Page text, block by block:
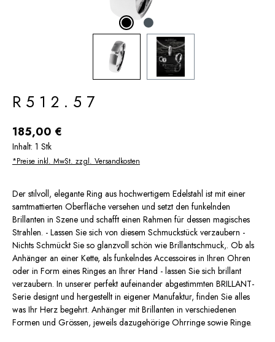
R512.57
Regulärer Preis:
185,00 €
Inhalt: 1 Stk
*Preise inkl. MwSt. zzgl. Versandkosten
Der stilvoll, elegante Ring aus hochwertigem Edelstahl ist mit einer
samtmattierten Oberfläche versehen und setzt den funkelnden
Brillanten in Szene und schafft einen Rahmen für dessen magisches
Strahlen. - Lassen Sie sich von diesem Schmuckstück verzaubern -
Nichts Schmückt Sie so glanzvoll schön wie Brillantschmuck,. Ob als
Anhänger an einer Kette, als funkelndes Accessoires in Ihren Ohren
oder in Form eines Ringes an Ihrer Hand - lassen Sie sich brillant
verzaubern. In unserer perfekt aufeinander abgestimmten BRILLANT-
Serie designt und hergestellt in eigener Manufaktur, finden Sie alles
was Ihr Herz begehrt. Anhänger mit Brillanten in verschiedenen
Formen und Grössen, jeweils dazugehörige Ohrringe sowie Ringe.